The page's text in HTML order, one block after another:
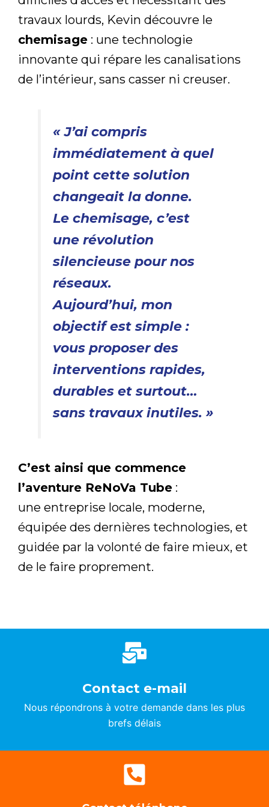
travaux lourds, Kevin découvre le
chemisage : une technologie
innovante qui répare les canalisations
de l’intérieur, sans casser ni creuser.
« J’ai compris
immédiatement à quel
point cette solution
changeait la donne.
Le chemisage, c’est
une révolution
silencieuse pour nos
réseaux.
Aujourd’hui, mon
objectif est simple :
vous proposer des
interventions rapides,
durables et surtout…
sans travaux inutiles. »
C’est ainsi que commence
l’aventure ReNoVa Tube :
une entreprise locale, moderne,
équipée des dernières technologies, et
guidée par la volonté de faire mieux, et
de le faire proprement.
Contact e-mail
Nous répondrons à votre demande dans les plus
brefs délais
Contact e-mail
Nous répondrons à votre demande dans les plus
brefs délais